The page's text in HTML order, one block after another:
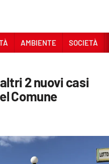
AMBIENTE SOCIETÀ
2 nuovi casi
Comune